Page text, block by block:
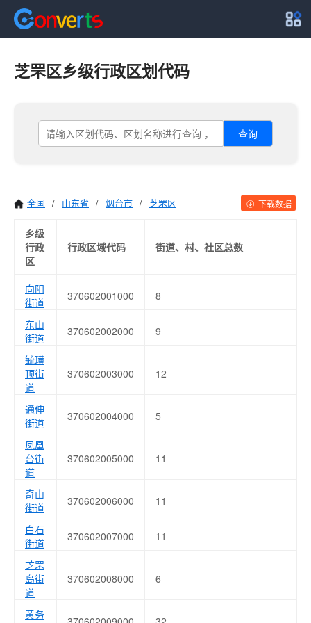
芝罘区乡级行政区划代码
查询
全国 / 山东省 / 烟台市 / 芝罘区 下载数据
乡级
行政
区
行政区域代码 街道、村、社区总数
向阳
街道
370602001000 8
东山
街道
370602002000 9
毓璜
顶街
道
370602003000 12
通伸
街道
370602004000 5
凤凰
台街
道
370602005000 11
奇山
街道
370602006000 11
白石
街道
370602007000 11
芝罘
岛街
道
370602008000 6
黄务